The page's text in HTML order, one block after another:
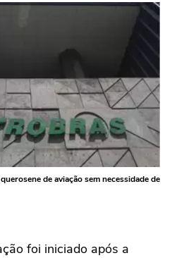
de aviação sem necessidade de
foi iniciado após a